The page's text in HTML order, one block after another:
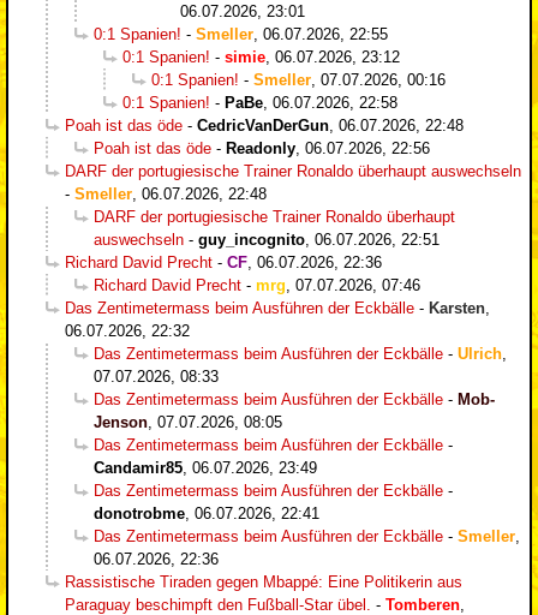
06.07.2026, 23:01
0:1 Spanien! - Smeller 06.07.2026, 22:55
0:1 Spanien! - simie 06.07.2026, 23:12
0:1 Spanien! - Smeller 07.07.2026, 00:16
0:1 Spanien! - PaBe 06.07.2026, 22:58
Poah ist das öde - CedricVanDerGun 06.07.2026, 22:48
Poah ist das öde - Readonly 06.07.2026, 22:56
DARF der portugiesische Trainer Ronaldo überhaupt auswechseln
- Smeller 06.07.2026, 22:48
DARF der portugiesische Trainer Ronaldo überhaupt
auswechseln - guy_incognito 06.07.2026, 22:51
Richard David Precht - CF 06.07.2026, 22:36
Richard David Precht - mrg 07.07.2026, 07:46
Das Zentimetermass beim Ausführen der Eckbälle - Karsten
06.07.2026, 22:32
Das Zentimetermass beim Ausführen der Eckbälle - Ulrich
07.07.2026, 08:33
Das Zentimetermass beim Ausführen der Eckbälle - Mob-
Jenson 07.07.2026, 08:05
Das Zentimetermass beim Ausführen der Eckbälle -
Candamir85 06.07.2026, 23:49
Das Zentimetermass beim Ausführen der Eckbälle -
donotrobme 06.07.2026, 22:41
Das Zentimetermass beim Ausführen der Eckbälle - Smeller
06.07.2026, 22:36
Rassistische Tiraden gegen Mbappé: Eine Politikerin aus
Paraguay beschimpft den Fußball-Star übel. - Tomberen